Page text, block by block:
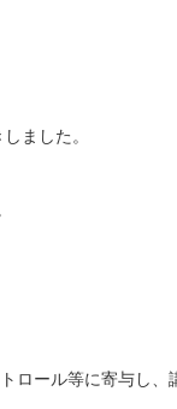
ました。
ロール等に寄与し、